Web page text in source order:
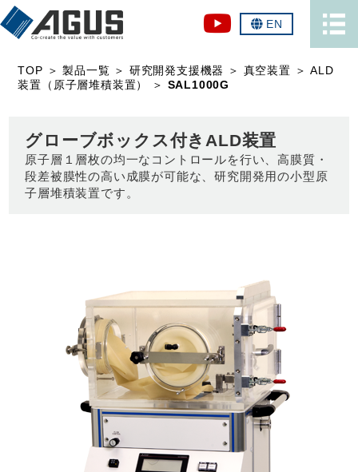
EN
TOP ＞製品一覧 ＞ 研究開発支援機器 ＞ 真空装置 ＞ALD
装置（原子層堆積装置）
＞ SAL1000G
グローブボックス付きALD装置
原子層１層枚の均一なコントロールを行い、高膜質・
段差被膜性の高い成膜が可能な、研究開発用の小型原
子層堆積装置です。